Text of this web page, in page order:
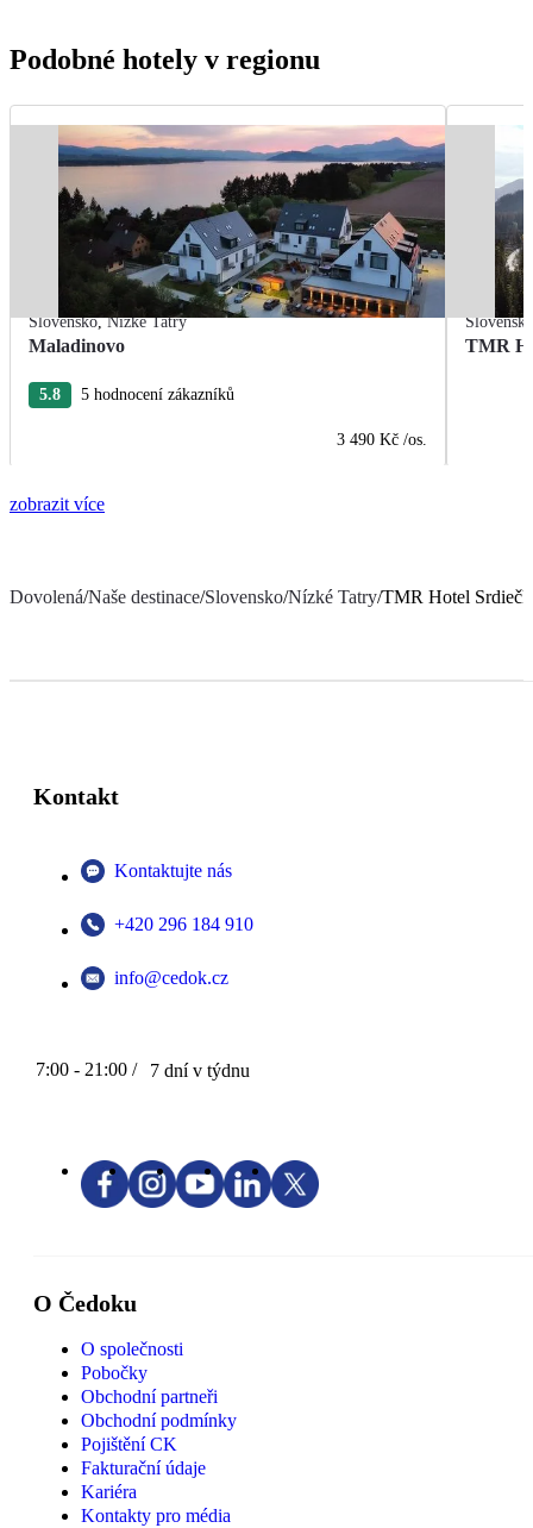
Podobné hotely v regionu
Slovensko,Nízké Tatry
Maladinovo
5.8 5 hodnocení zákazníků
3 490 Kč /os.
TMR
zobrazit více
Dovolená/Naše destinace/Slovensko/Nízké Tatry/TMR Hotel
Kontakt
Kontaktujte nás
+420 296 184 910
info@cedok.cz
7:00 - 21:00 / 7 dní v týdnu
O Čedoku
O společnosti
Pobočky
Obchodní partneři
Obchodní podmínky
Pojištění CK
Fakturační údaje
Kariéra
Kontakty pro média